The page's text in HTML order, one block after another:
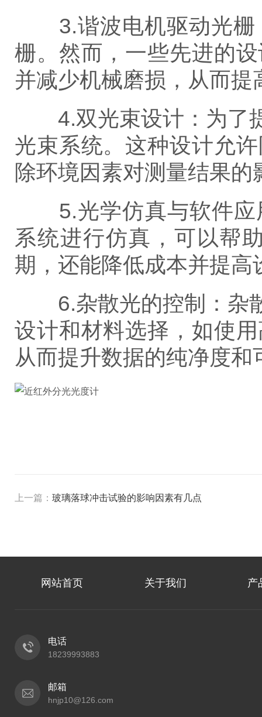
3.谐波电机驱动光栅
栅。然而，一些先进的
并减少机械磨损，从而
4.双光束设计：为了提
光束系统。这种设计允
除环境因素对测量结果的
5.光学仿真与软件应
系统进行仿真，可以帮
期，还能降低成本并提高
6.杂散光的控制：杂散
设计和材料选择，如使
从而提升数据的纯净度和
上一篇： 玻璃落球冲击试验的影响因素有几点
网站首页 关于我们 产
电话
18239993883
邮箱
hnjp10@126.com